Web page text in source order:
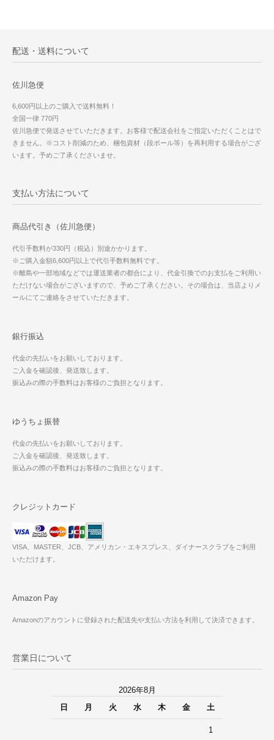
配送・送料について
佐川急便
6,600円以上のご購入で送料無料！
全国一律 770円
佐川急便で発送させていただきます。お客様で配送会社をご指定いただくことはで
きません。※コスト削減のため、梱包資材（段ボール等）を再利用する場合がござ
います。予めご了承くださいませ。
支払い方法について
商品代引き（佐川急便）
代引手数料が330円（税込）別途かかります。
※ご購入金額6,600円以上で代引手数料無料です。
※離島や一部地域などでは運送業者の都合により、代金引換でのお支払をご利用い
ただけない場合がございますので、予めご了承ください。その場合は、当店よりメ
ールにてご連絡をさせていただきます。
銀行振込
代金の先払いをお願いしております。
ご入金を確認後、発送致します。
振込みの際の手数料はお客様のご負担となります。
ゆうちょ振替
代金の先払いをお願いしております。
ご入金を確認後、発送致します。
振込みの際の手数料はお客様のご負担となります。
クレジットカード
VISA、MASTER、JCB、アメリカン・エキスプレス、ダイナースクラブをご利用
いただけます。
Amazon Pay
Amazonのアカウントに登録された配送先や支払い方法を利用して決済できます。
営業日について
2026年8月
日
月 火 水 木 金 土
1